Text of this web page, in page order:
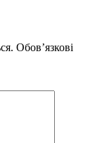
Обов’язкові